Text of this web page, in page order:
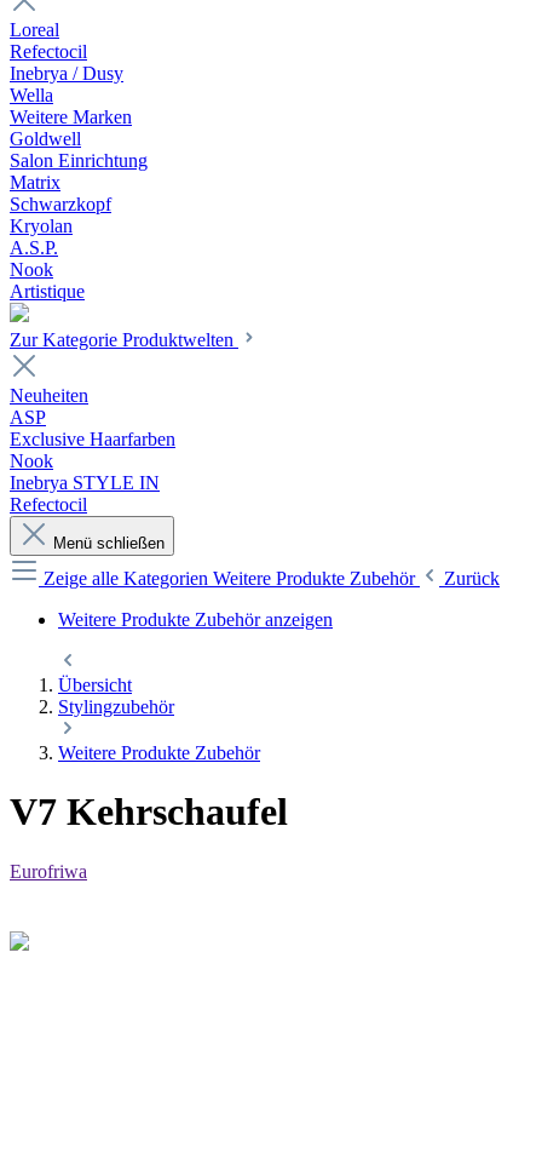
Loreal
Refectocil
Inebrya / Dusy
Wella
Weitere Marken
Goldwell
Salon Einrichtung
Matrix
Schwarzkopf
Kryolan
A.S.P.
Nook
Artistique
Zur Kategorie Produktwelten
Neuheiten
ASP
Exclusive Haarfarben
Nook
Inebrya STYLE IN
Refectocil
Menü schließen
Zeige alle Kategorien Weitere Produkte Zubehör
Zurück
Weitere Produkte Zubehör anzeigen
Übersicht
Stylingzubehör
Weitere Produkte Zubehör
V7 Kehrschaufel
Eurofriwa